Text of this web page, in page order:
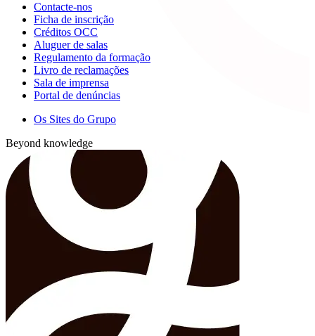
Contacte-nos
Ficha de inscrição
Créditos OCC
Aluguer de salas
Regulamento da formação
Livro de reclamações
Sala de imprensa
Portal de denúncias
Os Sites do Grupo
Beyond knowledge